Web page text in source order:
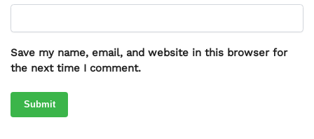
Save my name, email, and website in this browser for
the next time I comment.